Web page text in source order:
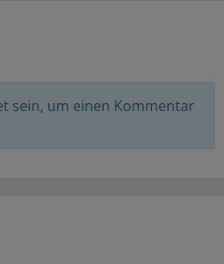
sein, um einen Kommentar